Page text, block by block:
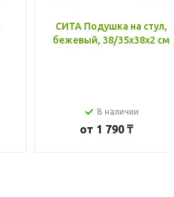
СИТА Подушка на стул,
бежевый, 38/35x38x2 см
В наличии
от 1 790 ₸